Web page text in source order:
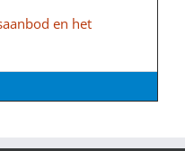
en het